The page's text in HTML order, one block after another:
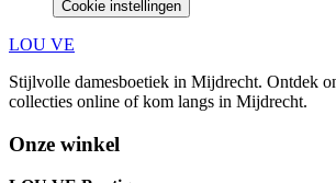
Cookie instellingen
LOU VE
Stijlvolle damesboetiek in Mijdrecht. Ontdek
collecties online of kom langs in Mijdrecht.
Onze winkel